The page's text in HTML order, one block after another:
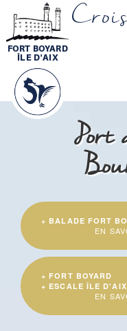
FORT BOYARD
ÎLE D'AIX
Port
+ BALADE FORT
EN
+ FORT BOYARD
+ ESCALE ÎLE D'AIX
EN